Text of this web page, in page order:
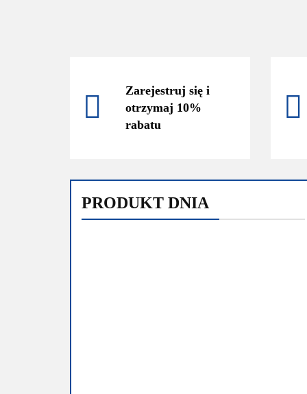
Zarejestruj się i
otrzymaj 10%
rabatu
PRODUKT DNIA